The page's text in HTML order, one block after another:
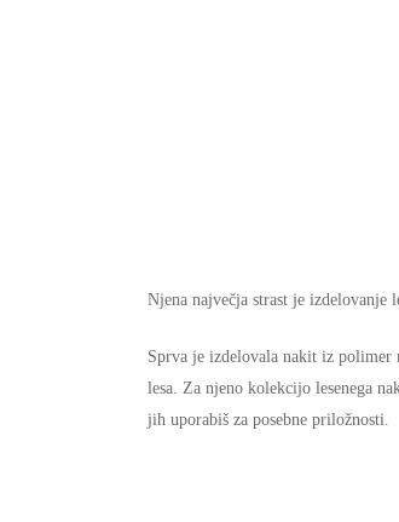
Njena največja strast je
Sprva je izdelovala nakit iz
lesa. Za njeno kolekcijo lesenega
jih uporabiš za posebne priložnosti.